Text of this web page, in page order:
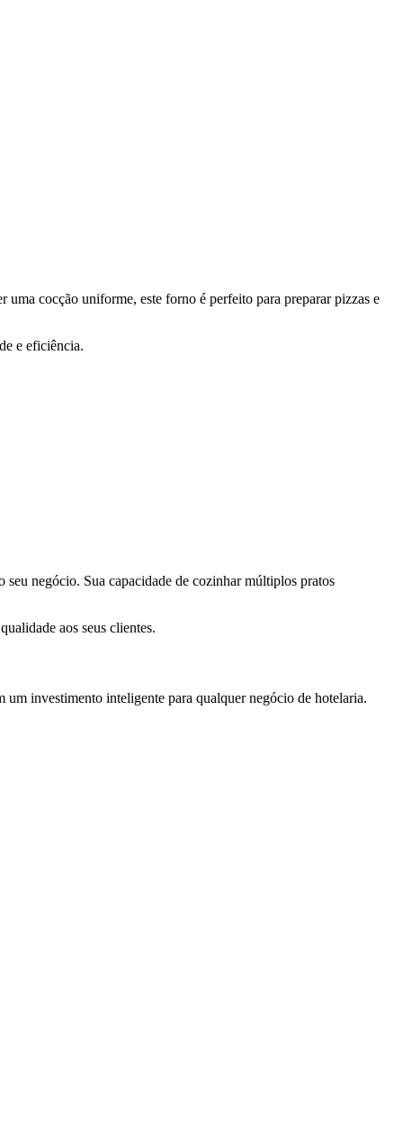
cocção uniforme, este forno é perfeito para preparar pizzas e
e eficiência.
negócio. Sua capacidade de cozinhar múltiplos pratos
aos seus clientes.
investimento inteligente para qualquer negócio de hotelaria.